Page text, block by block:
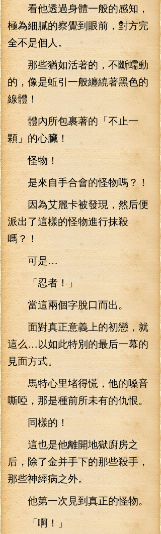
看他透過身體一般的感知，
極為細膩的察覺到眼前，對方完
全不是個人。
那些猶如活著的，不斷蠕動
的，像是蚯引一般纏繞著黑色的
線體！
體內所包裹著的「不止一
顆」的心臟！
怪物！
是來自手合會的怪物嗎？！
因為艾麗卡被發現，然后便
派出了這樣的怪物進行抹殺
嗎？！
可是…
「忍者！」
當這兩個字脫口而出。
面對真正意義上的初戀，就
這么…以如此特別的最后一幕的
見面方式。
馬特心里堵得慌，他的嗓音
嘶啞，那是種前所未有的仇恨。
同樣的！
這也是他離開地獄廚房之
后，除了金并手下的那些殺手，
那些神經病之外。
他第一次見到真正的怪物。
「啊！」